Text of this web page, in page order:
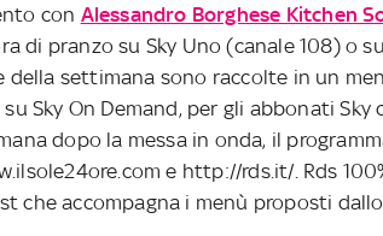
con Alessandro Borghese Kitchen
di pranzo su Sky Uno (canale 108) o
della settimana sono raccolte in un
Sky On Demand, per gli abbonati Sky
dopo la messa in onda, il
e http://rds.it/. Rds
che accompagna i menù proposti dallo